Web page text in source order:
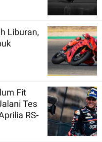
Liburan,
Fit
Tes
RS-